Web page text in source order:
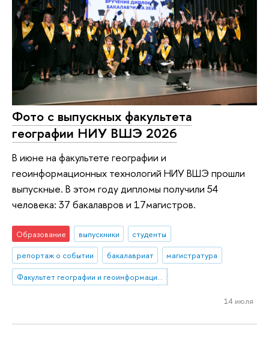
Фото с выпускных факультета
географии НИУ ВШЭ 2026
В июне на факультете географии и
геоинформационных технологий НИУ ВШЭ прошли
выпускные. В этом году дипломы получили 54
человека: 37 бакалавров и 17магистров.
Образование выпускники
студенты
репортаж о событии
бакалавриат
магистратура
Факультет географии и геоинформационных технологий
14 июля